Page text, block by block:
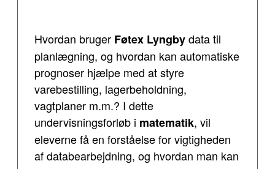
Hvordan bruger Føtex Lyngbydata til
planlægning, og hvordan kan automatiske
prognoser hjælpe med at styre
varebestilling, lagerbeholdning,
vagtplaner m.m.? I dette
undervisningsforløb i matematik, vil
eleverne få en forståelse for vigtigheden
af databearbejdning, og hvordan man kan